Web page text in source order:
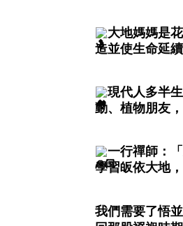
大地媽媽是
造並使生命延
現代人多半
動、植物朋友
一行禪師：
學習皈依大地
我們需要了悟